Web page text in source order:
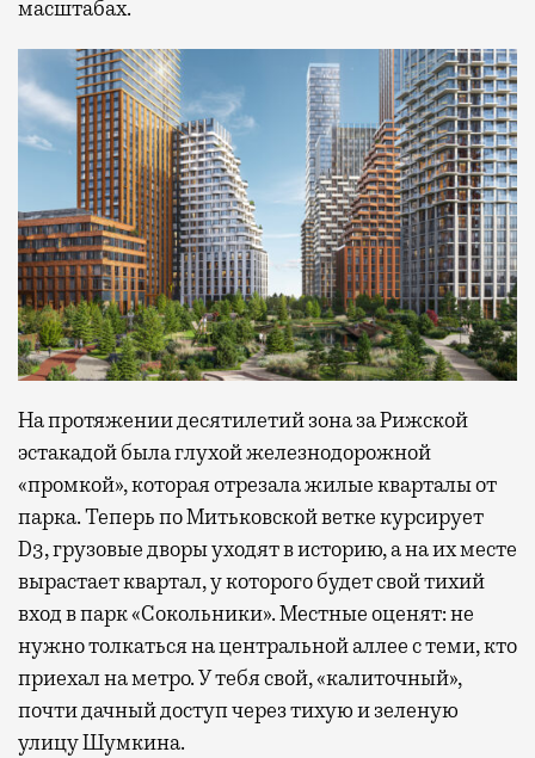
масштабах.
На протяжении десятилетий зона за Рижской
эстакадой была глухой железнодорожной
«промкой», которая отрезала жилые кварталы от
парка. Теперь по Митьковской ветке курсирует
D3, грузовые дворы уходят в историю, а на их месте
вырастает квартал, у которого будет свой тихий
вход в парк «Сокольники». Местные оценят: не
нужно толкаться на центральной аллее с теми, кто
приехал на метро. У тебя свой, «калиточный»,
почти дачный доступ через тихую и зеленую
улицу Шумкина.